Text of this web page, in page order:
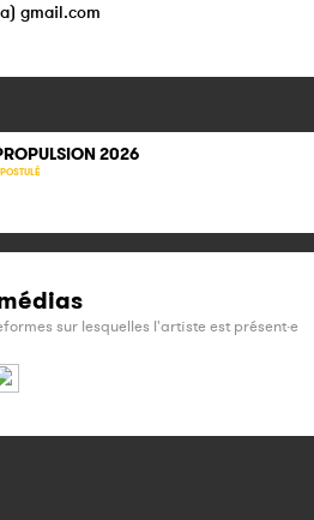
gmail.com
2026
sur lesquelles l'artiste est présent·e